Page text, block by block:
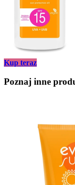
Kup teraz
Poznaj inne